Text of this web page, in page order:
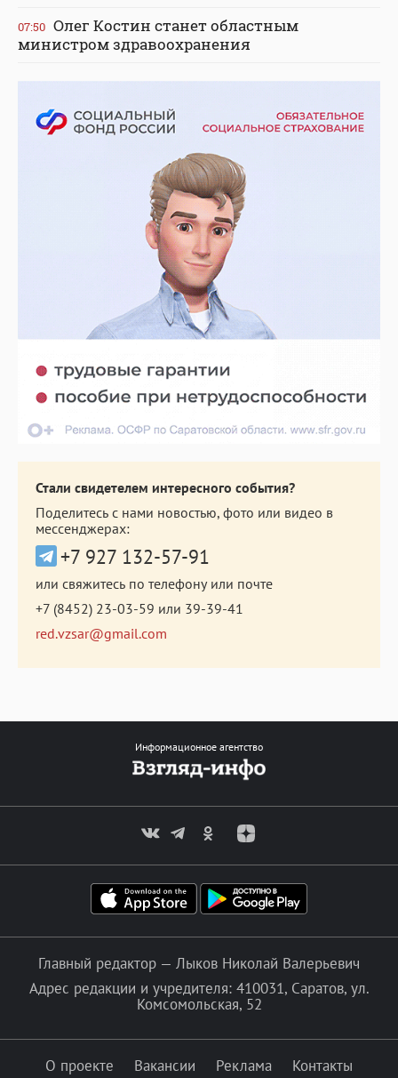
07:50 Олег Костин станет областным
министром здравоохранения
Стали свидетелем интересного события?
Поделитесь с нами новостью, фото или видео в
мессенджерах:
+7 927 132-57-91
или свяжитесь по телефону или почте
+7 (8452) 23-03-59 или 39-39-41
red.vzsar@gmail.com
Информационное агентство
Главный редактор — Лыков Николай Валерьевич
Адрес редакции и учредителя: 410031, Саратов, ул.
Комсомольская, 52
О проекте Вакансии Реклама
Контакты